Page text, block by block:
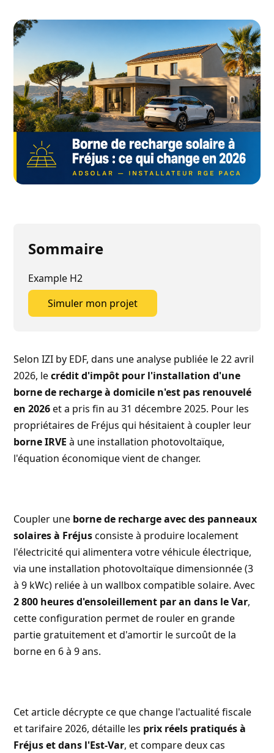
Sommaire
Example H2
Simuler mon projet
SelonIZI by EDF, dans une analyse publiée le 22 avril
2026, lecrédit d'impôt pour l'installation d'une
borne de recharge à domicile n'est pas renouvelé
en 2026et a pris fin au 31 décembre 2025. Pour les
propriétaires de Fréjus qui hésitaient à coupler leur
borne IRVE à une installation photovoltaïque,
l'équation économique vient de changer.
Coupler une borne de recharge avec des panneaux
solaires à Fréjusconsiste à produire localement
l'électricité qui alimentera votre véhicule électrique,
via une installation photovoltaïque dimensionnée (3
à 9 kWc) reliée à un wallbox compatible solaire. Avec
2 800 heures d'ensoleillement par an dans le Var,
cette configuration permet de rouler en grande
partie gratuitement et d'amortir le surcoût de la
borne en 6 à 9 ans.
Cet article décrypte ce que change l'actualité fiscale
et tarifaire 2026, détaille les prix réels pratiqués à
Fréjus et dans l'Est-Var, et compare deux cas